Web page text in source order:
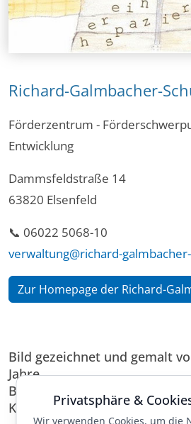
Richard-Galmbacher-
Förderzentrum -
Entwicklung
Dammsfeldstraße 14
63820 Elsenfeld
📞 06022 5068-10
verwaltung@richard-
Zur Homepage der Richard-
Bild gezeichnet und gemalt
Jahre.
Buchstaben der Schulschrift,
Kindern der H1, Layout A.D.
Privatsphäre &
Wir verwenden Cookies, um die